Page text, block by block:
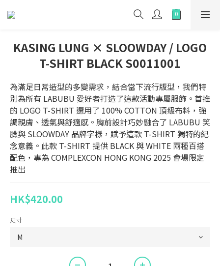
KASING LUNG × SLOOWDAY / LOGO
T-SHIRT BLACK S0011001
為滿足日常造型的多變需求，結合當下流行版型，我們特
別為所有 LABUBU 愛好者打造了這款活動專屬服飾。首推
的 LOGO T-SHIRT 選用了 100% COTTON 頂級布料，強
調親膚、透氣與舒適感。胸前設計巧妙融合了 LABUBU 笑
臉與 SLOOWDAY 品牌字樣，賦予這款 T-SHIRT 獨特的紀
念意義。此款 T-SHIRT 提供 BLACK 與 WHITE 兩種百搭
配色，專為 COMPLEXCON HONG KONG 2025 會場限定
推出
HK$420.00
尺寸